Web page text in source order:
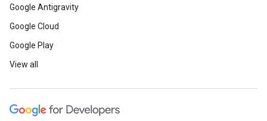
Google Antigravity
Google Cloud
Google Play
View all